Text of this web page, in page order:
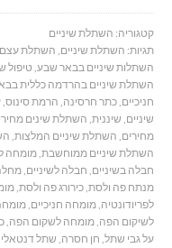
קטגוריה: השתלת שיניים
תגיות: השתלת שיניים, השתלת עצם
השתלות שיניים בבאר שבע, טיפול
השתלת שיניים בהרדמה כללית
חניכיים,כתר חרסינה, הרמת סינוס,
שיניים, שיננית, השתלת שינים
מחירים, השתלת שיניים המלצות,
השתלת שיניים ממוחשבת,מומחה
חבלה בשיניים, חבלה לשיניים,
מנתח פה ולסת,כירורג פה ולסת,
לפריודונטיה,מומחה חניכיים,
לשיקום הפה,מומחה לשקום הפה,
על גבי שתל, חן חסרה, שתל דנטאלי